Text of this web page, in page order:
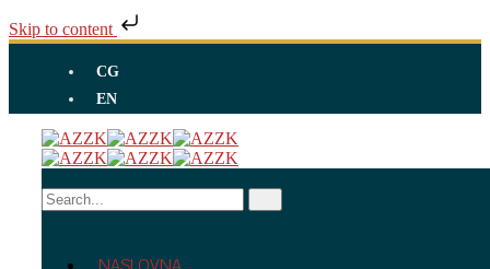
Skip to content
CG
EN